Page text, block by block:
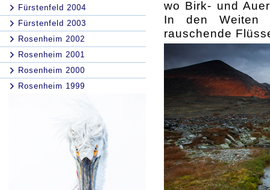
Fürstenfeld 2004
Fürstenfeld 2003
Rosenheim 2002
Rosenheim 2001
Rosenheim 2000
Rosenheim 1999
wo Birk- und
In den Weiten
rauschende